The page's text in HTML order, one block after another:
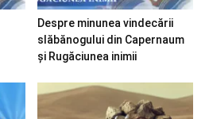
Despre minunea vindecării
slăbănogului din Capernaum
și Rugăciunea inimii